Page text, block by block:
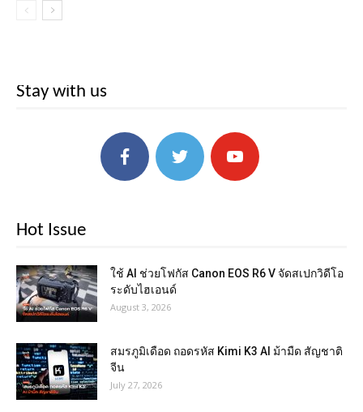
Stay with us
Hot Issue
ใช้ AI ช่วยโฟกัส Canon EOS R6 V จัดสเปกวิดีโอ
ระดับไฮเอนด์
August 3, 2026
สมรภูมิเดือด ถอดรหัส Kimi K3 AI ม้ามืด สัญชาติ
จีน
July 27, 2026